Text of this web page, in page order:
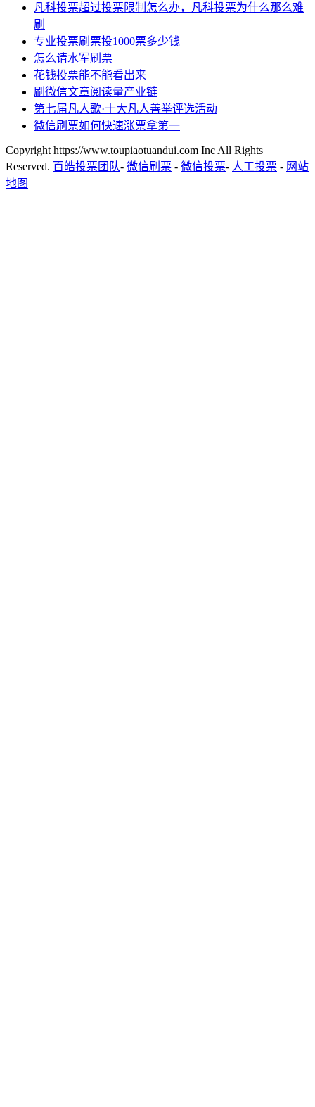
凡科投票超过投票限制怎么办，凡科投票为什么那么难
刷
专业投票刷票投1000票多少钱
怎么请水军刷票
花钱投票能不能看出来
刷微信文章阅读量产业链
第七届凡人歌·十大凡人善举评选活动
微信刷票如何快速涨票拿第一
Copyright https://www.toupiaotuandui.com Inc All Rights
Reserved. 百皓投票团队- 微信刷票 - 微信投票- 人工投票 - 网站
地图